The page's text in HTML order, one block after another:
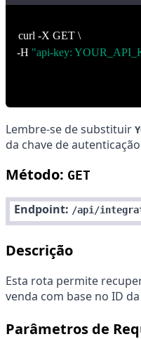
curl -X GET \
-H "api-key:
Lembre-se de substituir
da chave de
Método: GET
Endpoint: /api/
Descrição
Esta rota permite
venda com base no ID
Parâmetros de